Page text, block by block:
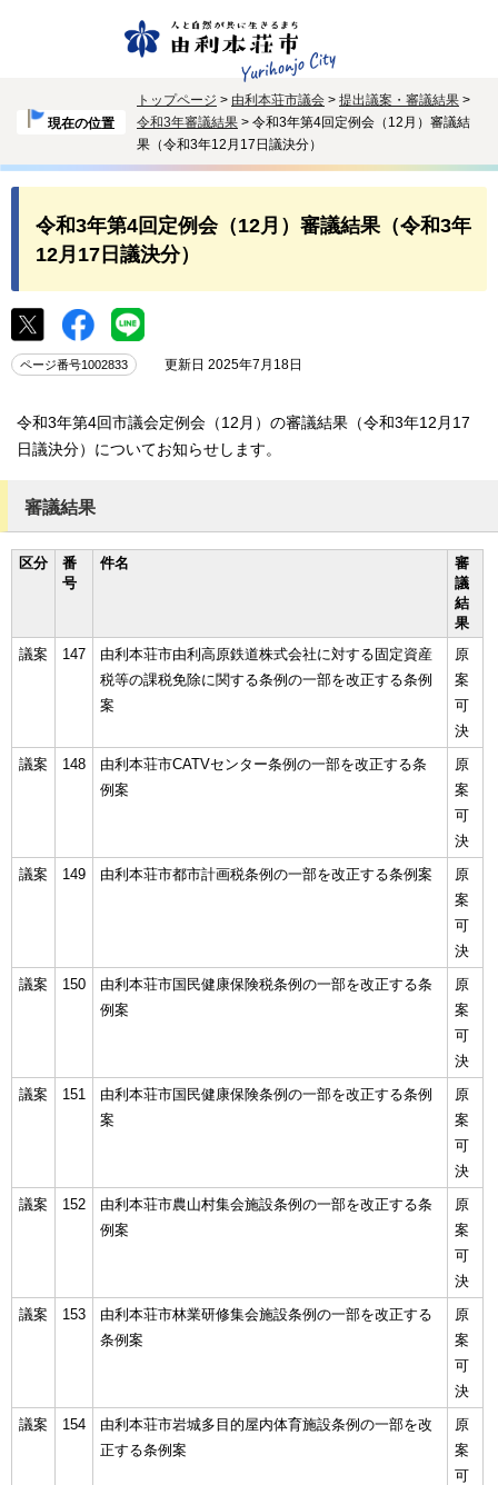
現在の位置
トップページ > 由利本荘市議会 > 提出議案・審議結果 >
令和3年審議結果 > 令和3年第4回定例会（12月）審議結
果（令和3年12月17日議決分）
令和3年第4回定例会（12月）審議結果（令和3年
12月17日議決分）
ページ番号1002833 更新日 2025年7月18日
令和3年第4回市議会定例会（12月）の審議結果（令和3年12月17
日議決分）についてお知らせします。
審議結果
区分
番
号
件名
審
議
結
果
議案
147
由利本荘市由利高原鉄道株式会社に対する固定資産
税等の課税免除に関する条例の一部を改正する条例
案
原
案
可
決
議案
148
由利本荘市CATVセンター条例の一部を改正する条
例案
原
案
可
決
議案
149 由利本荘市都市計画税条例の一部を改正する条例案
原
案
可
決
議案
150
由利本荘市国民健康保険税条例の一部を改正する条
例案
原
案
可
決
議案
151
由利本荘市国民健康保険条例の一部を改正する条例
案
原
案
可
決
議案
152
由利本荘市農山村集会施設条例の一部を改正する条
例案
原
案
可
決
議案
153
由利本荘市林業研修集会施設条例の一部を改正する
条例案
原
案
可
決
議案
154
由利本荘市岩城多目的屋内体育施設条例の一部を改
正する条例案
原
案
可